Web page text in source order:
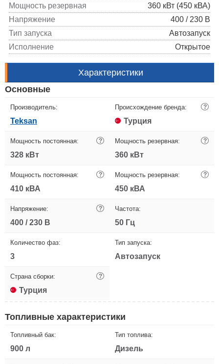
Мощность резервная
360 кВт (450 кВА)
Напряжение
400 / 230 В
Тип запуска
Автозапуск
Исполнение
Открытое
Характеристики
Основные
Производитель:
Teksan
Происхождение бренда: ?
Турция
Мощность постоянная: ?
328 кВт
Мощность резервная: ?
360 кВт
Мощность постоянная: ?
410 кВА
Мощность резервная: ?
450 кВА
Напряжение: ?
400 / 230 В
Частота:
50 Гц
Количество фаз:
3
Тип запуска:
Автозапуск
Страна сборки: ?
Турция
Топливные характеристики
Топливный бак:
900 л
Тип топлива:
Дизель